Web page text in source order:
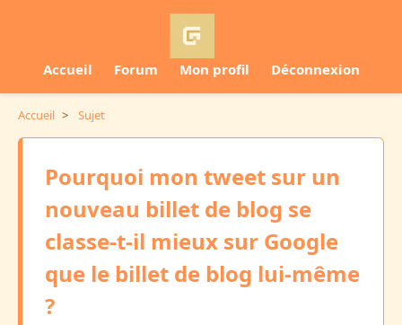
Accueil Forum Mon profil Déconnexion
Accueil > Sujet
Pourquoi mon tweet sur un
nouveau billet de blog se
classe-t-il mieux sur Google
que le billet de blog lui-même
?